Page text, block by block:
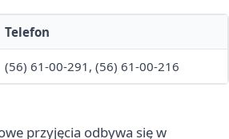
Telefon
(56) 61-00-291, (56) 61-00-216
przyjęcia odbywa się w